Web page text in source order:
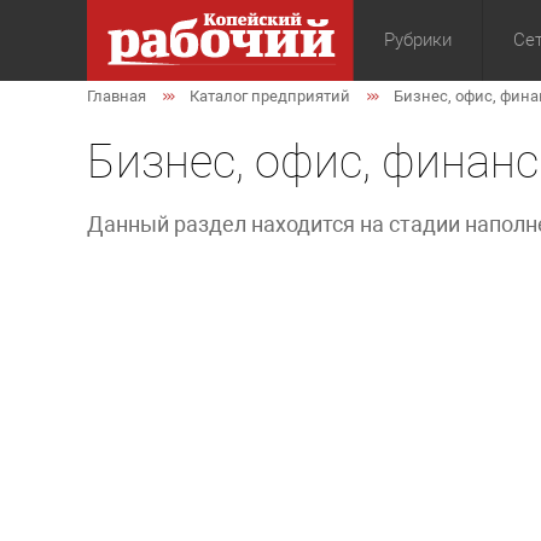
Рубрики
Общество
Главная Каталог предприятий Бизнес, офис,
Бизнес, офис,
Данный раздел находится на стадии